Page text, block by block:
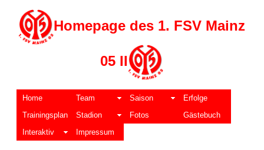
Homepage des 1. FSV Mainz
05 II
Home Team Saison
Erfolge
Trainingsplan
Stadion Fotos
Gästebuch
Interaktiv
Impressum